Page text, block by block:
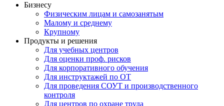
Бизнесу
Физическим лицам и самозанятым
Малому и среднему
Крупному
Продукты и решения
Для учебных центров
Для оценки проф. рисков
Для корпоративного обучения
Для инструктажей по ОТ
Для проведения СОУТ и производственного
контроля
Для центров по охране труда